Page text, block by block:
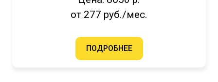
от 277 руб./мес.
ПОДРОБНЕЕ